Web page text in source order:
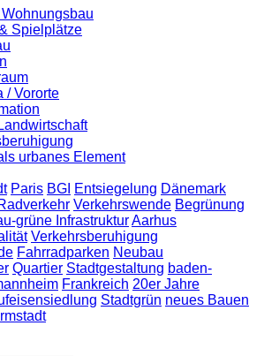
Spielplätze
/ Vororte
urbanes Element
Paris BGI Entsiegelung Dänemark
Verkehrswende Begrünung
grüne InfrastrukturAarhus
Verkehrsberuhigung
Fahrradparken Neubau
Quartier Stadtgestaltung baden-
Frankreich 20er Jahre
Stadtgrün neues Bauen